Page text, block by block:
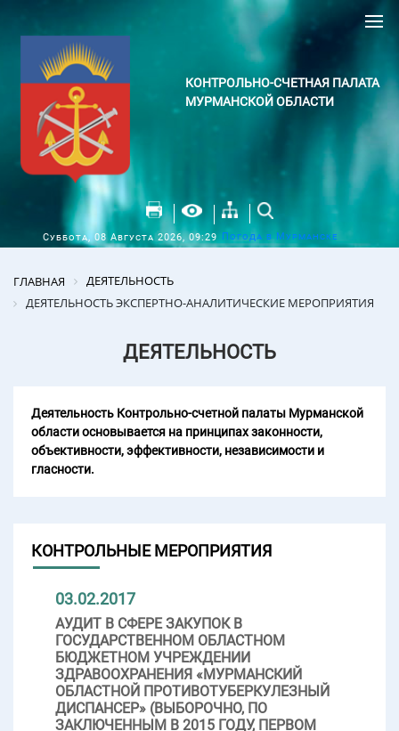
КОНТРОЛЬНО-СЧЕТНАЯ ПАЛАТА
МУРМАНСКОЙ ОБЛАСТИ
Суббота, 08 Августа 2026, 09:29 Погода в Мурманске
ГЛАВНАЯ
ДЕЯТЕЛЬНОСТЬ
ДЕЯТЕЛЬНОСТЬ ЭКСПЕРТНО-АНАЛИТИЧЕСКИЕ МЕРОПРИЯТИЯ
ДЕЯТЕЛЬНОСТЬ
Деятельность Контрольно-счетной палаты Мурманской
области основывается на принципах законности,
объективности, эффективности, независимости и
гласности.
КОНТРОЛЬНЫЕ МЕРОПРИЯТИЯ
03.02.2017
АУДИТ В СФЕРЕ ЗАКУПОК В
ГОСУДАРСТВЕННОМ ОБЛАСТНОМ
БЮДЖЕТНОМ УЧРЕЖДЕНИИ
ЗДРАВООХРАНЕНИЯ «МУРМАНСКИЙ
ОБЛАСТНОЙ ПРОТИВОТУБЕРКУЛЕЗНЫЙ
ДИСПАНСЕР» (ВЫБОРОЧНО, ПО
ЗАКЛЮЧЕННЫМ В 2015 ГОДУ, ПЕРВОМ